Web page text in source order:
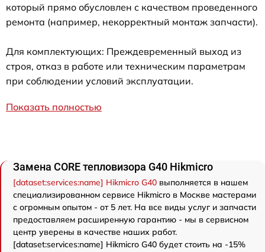
который прямо обусловлен с качеством проведенного
ремонта (например, некорректный монтаж запчасти).
Для комплектующих: Преждевременный выход из
строя, отказ в работе или техническим параметрам
при соблюдении условий эксплуатации.
Показать полностью
Замена CORE тепловизора G40 Hikmicro
[dataset:services:name] Hikmicro G40 выполняется в нашем
специализированном сервисе Hikmicro в Москве мастерами
с огромным опытом - от 5 лет. На все виды услуг и запчасти
предоставляем расширенную гарантию - мы в сервисном
центр уверены в качестве наших работ.
[dataset:services:name] Hikmicro G40 будет стоить на -15%